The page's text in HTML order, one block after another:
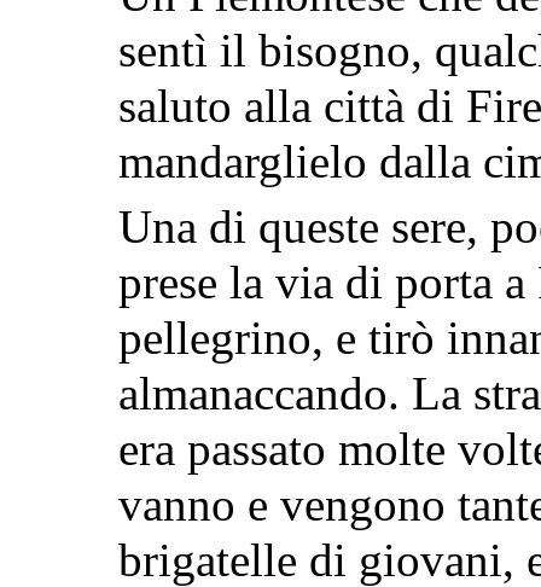
sentì il bisogno,
saluto alla città di
mandarglielo dalla
Una di queste sere,
prese la via di porta
pellegrino, e tirò
almanaccando. La
era passato molte
vanno e vengono
brigatelle di giovani,